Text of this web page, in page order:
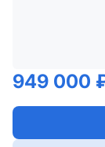
949 000